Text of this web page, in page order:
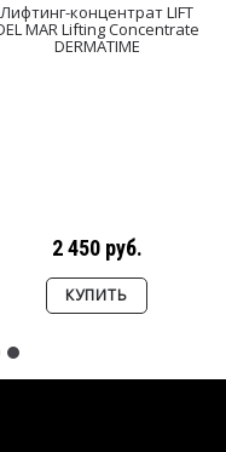
Лифтинг-концентрат LIFT
MAR Lifting Concentrate
DERMATIME
2 450 руб.
КУПИТЬ